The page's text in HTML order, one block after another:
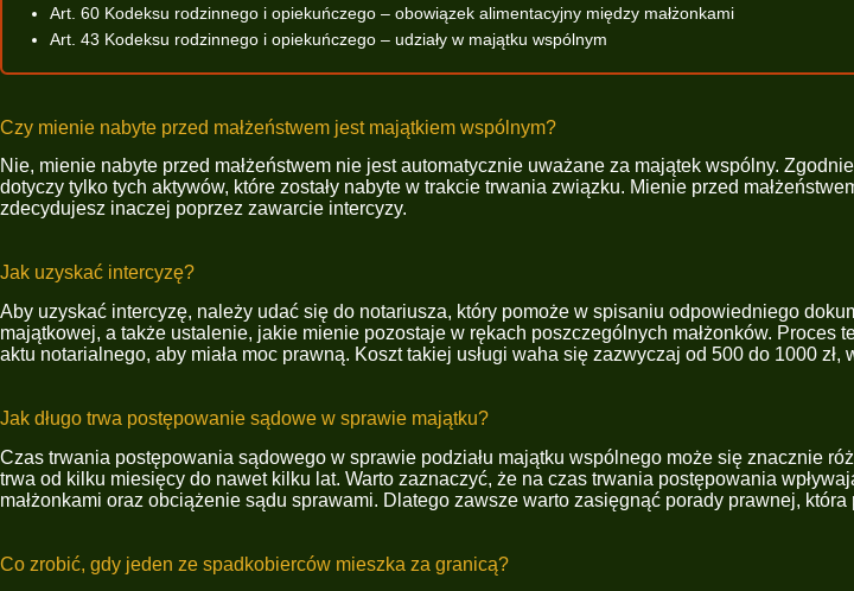
Art. 60 Kodeksu rodzinnego i opiekuńczego – obowiązek alimentacyjny między małżonkami
Art. 43 Kodeksu rodzinnego i opiekuńczego – udziały w majątku wspólnym
Czy mienie nabyte przed małżeństwem jest majątkiem wspólnym?
Nie, mienie nabyte przed małżeństwem nie jest automatycznie uważane za majątek wspólny.
dotyczy tylko tych aktywów, które zostały nabyte w trakcie trwania związku. Mienie przed
zdecydujesz inaczej poprzez zawarcie intercyzy.
Jak uzyskać intercyzę?
Aby uzyskać intercyzę, należy udać się do notariusza, który pomoże w spisaniu odpowiedniego
majątkowej, a także ustalenie, jakie mienie pozostaje w rękach poszczególnych małżonków.
aktu notarialnego, aby miała moc prawną. Koszt takiej usługi waha się zazwyczaj od 500 do 1000
Jak długo trwa postępowanie sądowe w sprawie majątku?
Czas trwania postępowania sądowego w sprawie podziału majątku wspólnego może się znacznie
trwa od kilku miesięcy do nawet kilku lat. Warto zaznaczyć, że na czas trwania postępowania
małżonkami oraz obciążenie sądu sprawami. Dlatego zawsze warto zasięgnąć porady prawnej,
Co zrobić, gdy jeden ze spadkobierców mieszka za granicą?